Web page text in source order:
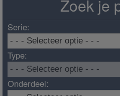
Zoek je
Serie:
Type:
Onderdeel: